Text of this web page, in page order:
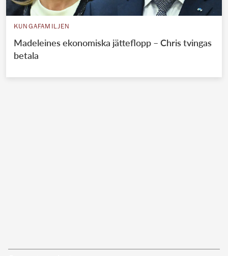
KUNGAFAMILJEN
Madeleines ekonomiska jätteflopp – Chris tvingas
betala